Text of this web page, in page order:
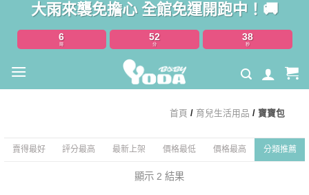
大雨來襲免擔心 全館免運開跑中！🚚
6
時
52
分
38
秒
首頁 / 育兒生活用品 / 寶寶包
賣得最好 評分最高 最新上架 價格最低 價格最高 分類推薦
顯示 2 結果